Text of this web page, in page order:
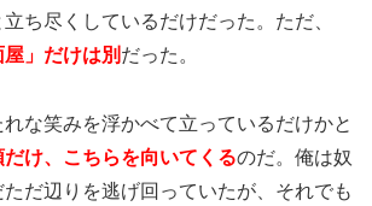
ち尽くしているだけだった。ただ、
屋」だけは別 だった。
な笑みを浮かべて立っているだけかと
だけ、こちらを向いてくるのだ。俺は奴
だ辺りを逃げ回っていたが、それでも